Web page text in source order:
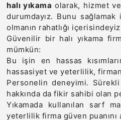
halı yıkama olarak, hizmet
durumdayız. Bunu
olmanın rahatlığı
Güvenilir bir halı yıkama
mümkün:
Bu işin en hassas
hassasiyet ve yeterlilik,
Personelin deneyimi.
hakkında da fikir sahibi olan
Yıkamada kullanılan sarf
yeterlilik firma güven